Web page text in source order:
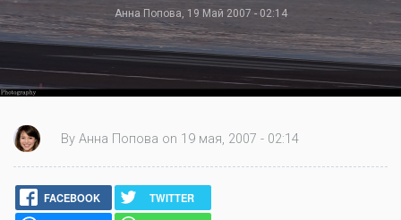
Анна Попова , 19 Май 2007 - 02:14
By Анна Попова on 19 мая, 2007 - 02:14
FACEBOOK
TWITTER